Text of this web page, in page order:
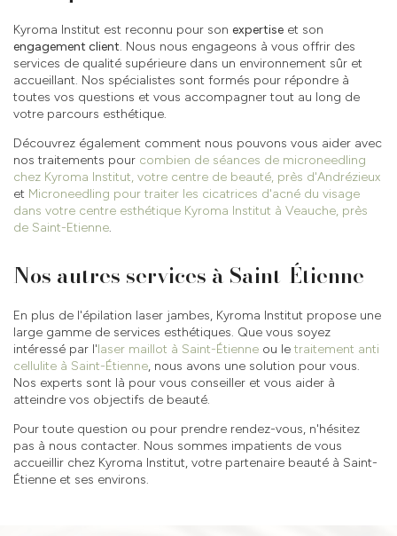
Kyroma Institut est reconnu pour son expertise et son
engagement client. Nous nous engageons à vous offrir des
services de qualité supérieure dans un environnement sûr et
accueillant. Nos spécialistes sont formés pour répondre à
toutes vos questions et vous accompagner tout au long de
votre parcours esthétique.
Découvrez également comment nous pouvons vous aider avec
nos traitements pour combien de séances de microneedling
chez Kyroma Institut, votre centre de beauté, près d'Andrézieux
et Microneedling pour traiter les cicatrices d'acné du visage
dans votre centre esthétique Kyroma Institut à Veauche, près
de Saint-Etienne.
Nos autres services à Saint-Étienne
En plus de l'épilation laser jambes, Kyroma Institut propose une
large gamme de services esthétiques. Que vous soyez
intéressé par l'laser maillot à Saint-Étienne ou le traitement anti
cellulite à Saint-Étienne, nous avons une solution pour vous.
Nos experts sont là pour vous conseiller et vous aider à
atteindre vos objectifs de beauté.
Pour toute question ou pour prendre rendez-vous, n'hésitez
pas à nous contacter. Nous sommes impatients de vous
accueillir chez Kyroma Institut, votre partenaire beauté à Saint-
Étienne et ses environs.